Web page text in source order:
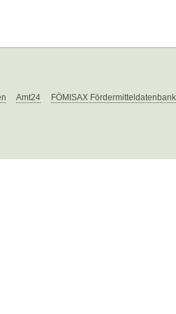
Amt24 FÖMISAX Fördermitteldatenbank